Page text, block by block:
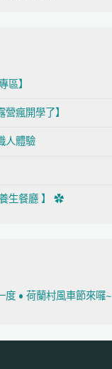
區】
營瘋開學了】
人體驗
生餐廳 】 ✿
度 • 荷蘭村風車節來囉~